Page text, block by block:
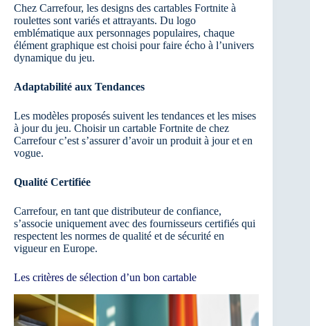
Chez Carrefour, les designs des cartables Fortnite à
roulettes sont variés et attrayants. Du logo
emblématique aux personnages populaires, chaque
élément graphique est choisi pour faire écho à l’univers
dynamique du jeu.
Adaptabilité aux Tendances
Les modèles proposés suivent les tendances et les mises
à jour du jeu. Choisir un cartable Fortnite de chez
Carrefour c’est s’assurer d’avoir un produit à jour et en
vogue.
Qualité Certifiée
Carrefour, en tant que distributeur de confiance,
s’associe uniquement avec des fournisseurs certifiés qui
respectent les normes de qualité et de sécurité en
vigueur en Europe.
Les critères de sélection d’un bon cartable